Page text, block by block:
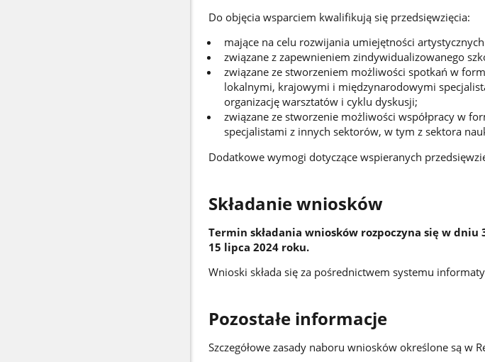
Do objęcia wsparciem kwalifikują się przedsięwzięcia:
mające na celu rozwijania umiejętności
związane z zapewnieniem zindywidualizowanego
związane ze stworzeniem możliwości spotkań w
lokalnymi, krajowymi i międzynarodowymi
organizację warsztatów i cyklu dyskusji;
związane ze stworzenie możliwości współpracy w
specjalistami z innych sektorów, w tym z sektora
Dodatkowe wymogi dotyczące wspieranych
Składanie wniosków
Termin składania wniosków rozpoczyna się w
15 lipca 2024 roku.
Wnioski składa się za pośrednictwem systemu
Pozostałe informacje
Szczegółowe zasady naboru wniosków określone są w